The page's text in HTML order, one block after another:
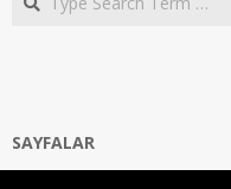
SAYFALAR